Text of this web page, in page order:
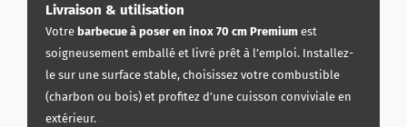
Livraison & utilisation
Votre barbecue à poser en inox 70 cm Premium est
soigneusement emballé et livré prêt à l’emploi. Installez-
le sur une surface stable, choisissez votre combustible
(charbon ou bois) et profitez d’une cuisson conviviale en
extérieur.